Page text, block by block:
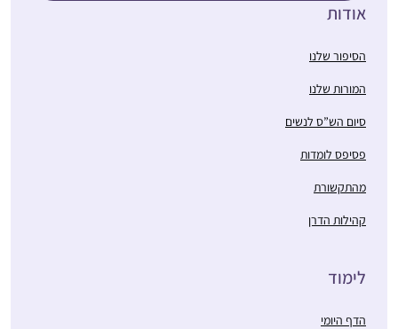
אודות
הסיפור שלנו
המורות שלנו
סיום הש”ס לנשים
פסיפס לומדות
מהתקשורת
קהילות הדרן
לימוד
הדף היומי